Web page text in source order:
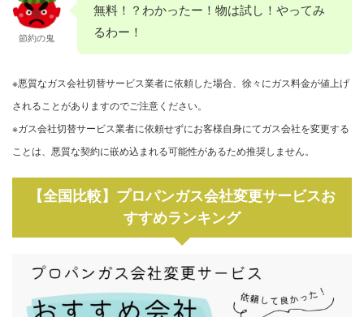
節約の鬼
無料！？わかったー！物は試し！やってみ
るわー！
※悪質なガス会社切替サービス業者に依頼した場合、徐々にガス料金が値上げ
されることがありますのでご注意ください。
※ガス会社切替サービス業者に依頼せずにお客様自身にてガス会社を変更する
ことは、悪質な契約に嵌め込まれる可能性があるため推奨しません。
【全国比較】プロパンガス会社変更サービスお
すすめランキング